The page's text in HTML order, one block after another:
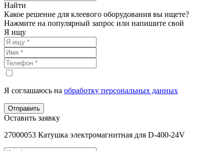
Найти
Какое решение для клеевого оборудования вы ищете?
Нажмите на популярный запрос или напишите свой
Я ищу
Я соглашаюсь на обработку персональных данных
Отправить
Оставить заявку
27000053 Катушка электромагнитная для D-400-24V